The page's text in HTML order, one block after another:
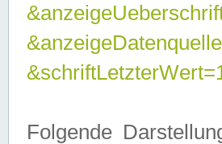
Folgende